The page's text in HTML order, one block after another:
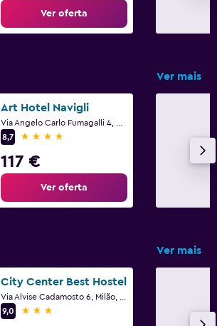
Ver oferta
Ver mais
Art Hotel Navigli
8,7
4 estrelas
117 €
Ver oferta
Ver mais
City Center Best Hostel
9,0
3 estrelas